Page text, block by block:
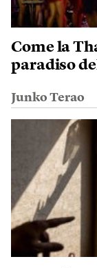
Come la
paradiso
Junko Terao